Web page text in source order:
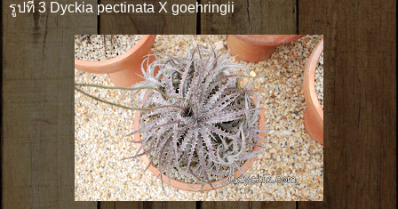
รูปที่ 3 Dyckia pectinata X goehringii